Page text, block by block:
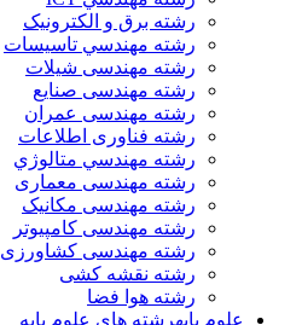
رشته برق و الکترونيک
رشته مهندسي تاسيسات
رشته مهندسی شیلات
رشته مهندسی صنایع
رشته مهندسی عمران
رشته فناوری اطلاعات
رشته مهندسي متالوژي
رشته مهندسی معماری
رشته مهندسی مکانیک
رشته مهندسی کامپیوتر
رشته مهندسی کشاورزی
رشته نقشه کشی
رشته هوا فضا
علوم پایهرشته های علوم پایه